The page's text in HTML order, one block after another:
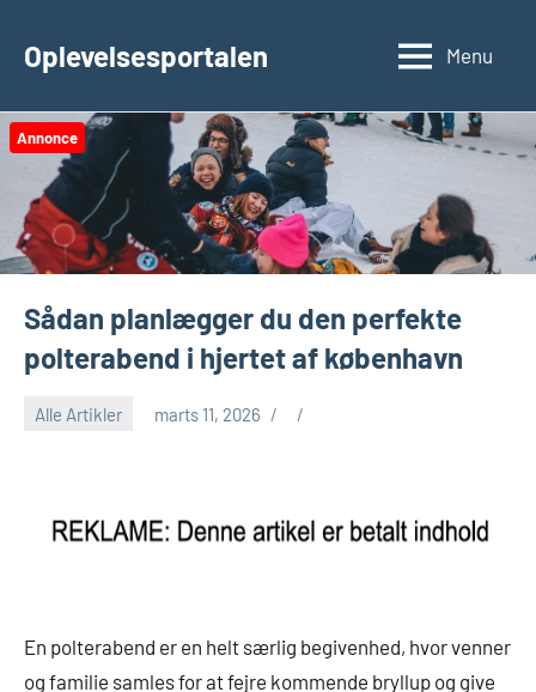
Oplevelsesportalen Menu
Annonce
Sådan planlægger du den perfekte
polterabend i hjertet af københavn
Alle Artikler marts 11, 2026
En polterabend er en helt særlig begivenhed, hvor venner
og familie samles for at fejre kommende bryllup og give